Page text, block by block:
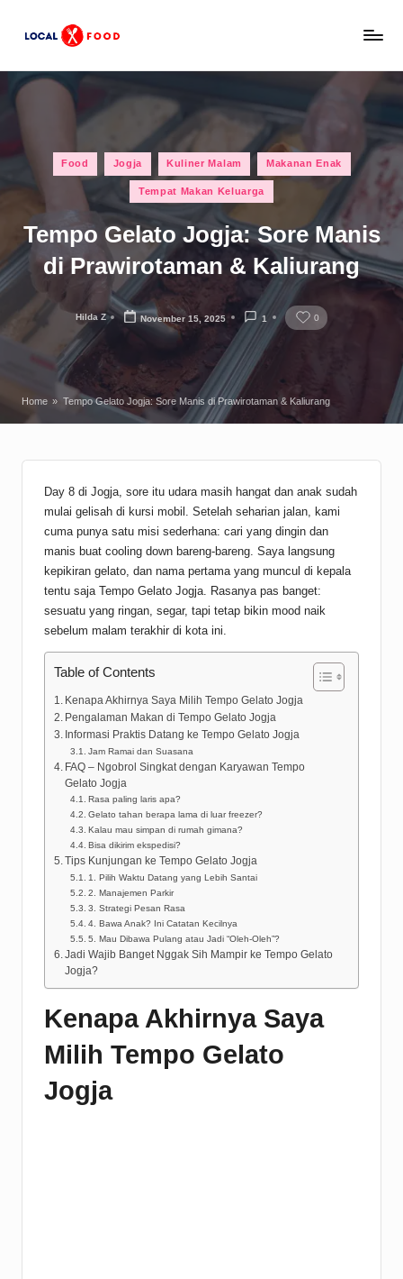
content
o
a
x
F
o
tempat
Indonesia.
Posted
in
Food Jogja Kuliner Malam Makanan Enak
Tempat Makan Keluarga
Tempo Gelato Jogja: Sore Manis
di Prawirotaman & Kaliurang
Posted
by
Hilda Z November 15, 2025 1 0
Home » Tempo Gelato Jogja: Sore Manis di Prawirotaman & Kaliurang
Day 8 di Jogja, sore itu udara masih hangat dan anak sudah
mulai gelisah di kursi mobil. Setelah seharian jalan, kami
cuma punya satu misi sederhana: cari yang dingin dan
manis buat cooling down bareng-bareng. Saya langsung
kepikiran gelato, dan nama pertama yang muncul di kepala
tentu saja Tempo Gelato Jogja. Rasanya pas banget:
sesuatu yang ringan, segar, tapi tetap bikin mood naik
sebelum malam terakhir di kota ini.
Table of Contents
Kenapa Akhirnya Saya Milih Tempo Gelato Jogja
Pengalaman Makan di Tempo Gelato Jogja
Informasi Praktis Datang ke Tempo Gelato Jogja
Jam Ramai dan Suasana
FAQ – Ngobrol Singkat dengan Karyawan Tempo
Gelato Jogja
Rasa paling laris apa?
Gelato tahan berapa lama di luar freezer?
Kalau mau simpan di rumah gimana?
Bisa dikirim ekspedisi?
Tips Kunjungan ke Tempo Gelato Jogja
1. Pilih Waktu Datang yang Lebih Santai
2. Manajemen Parkir
3. Strategi Pesan Rasa
4. Bawa Anak? Ini Catatan Kecilnya
5. Mau Dibawa Pulang atau Jadi “Oleh-Oleh”?
Jadi Wajib Banget Nggak Sih Mampir ke Tempo Gelato
Jogja?
Kenapa Akhirnya Saya
Milih Tempo Gelato
Jogja